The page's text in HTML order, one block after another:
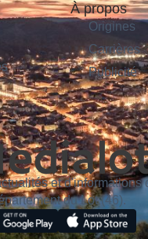
À propos
Origines
Carrières
Publicité
et d'informations
du Lot (46).